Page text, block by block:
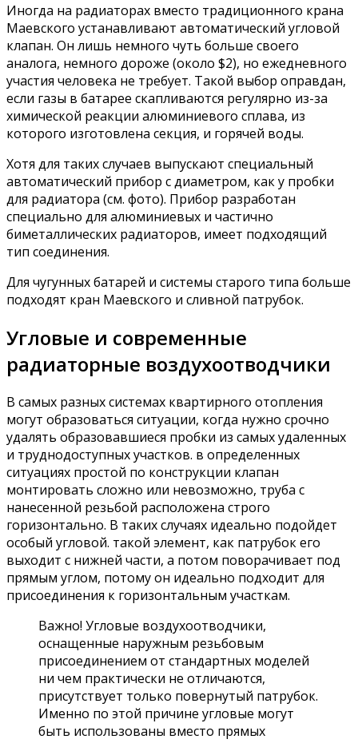
Иногда на радиаторах вместо традиционного крана
Маевского устанавливают автоматический угловой
клапан. Он лишь немного чуть больше своего
аналога, немного дороже (около $2), но ежедневного
участия человека не требует. Такой выбор оправдан,
если газы в батарее скапливаются регулярно из-за
химической реакции алюминиевого сплава, из
которого изготовлена секция, и горячей воды.
Хотя для таких случаев выпускают специальный
автоматический прибор с диаметром, как у пробки
для радиатора (см. фото). Прибор разработан
специально для алюминиевых и частично
биметаллических радиаторов, имеет подходящий
тип соединения.
Для чугунных батарей и системы старого типа больше
подходят кран Маевского и сливной патрубок.
Угловые и современные
радиаторные воздухоотводчики
В самых разных системах квартирного отопления
могут образоваться ситуации, когда нужно срочно
удалять образовавшиеся пробки из самых удаленных
и труднодоступных участков. в определенных
ситуациях простой по конструкции клапан
монтировать сложно или невозможно, труба с
нанесенной резьбой расположена строго
горизонтально. В таких случаях идеально подойдет
особый угловой. такой элемент, как патрубок его
выходит с нижней части, а потом поворачивает под
прямым углом, потому он идеально подходит для
присоединения к горизонтальным участкам.
Важно! Угловые воздухоотводчики,
оснащенные наружным резьбовым
присоединением от стандартных моделей
ни чем практически не отличаются,
присутствует только повернутый патрубок.
Именно по этой причине угловые могут
быть использованы вместо прямых